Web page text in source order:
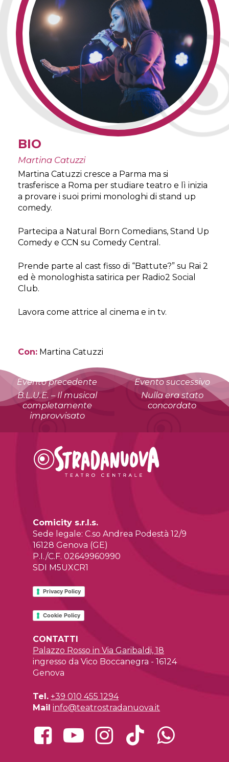
BIO
Martina Catuzzi
Martina Catuzzi cresce a Parma ma si
trasferisce a Roma per studiare teatro e lì inizia
a provare i suoi primi monologhi di stand up
comedy.
Partecipa a Natural Born Comedians, Stand Up
Comedy e CCN su Comedy Central.
Prende parte al cast fisso di “Battute?” su Rai 2
ed è monologhista satirica per Radio2 Social
Club.
Lavora come attrice al cinema e in tv.
Con: Martina Catuzzi
Evento precedente
B.L.U.E. – Il musical
completamente
improvvisato
Evento successivo
Nulla era stato
concordato
Comicity s.r.l.s.
Sede legale: C.so Andrea Podestà 12/9
16128 Genova (GE)
P.I./C.F. 02649960990
SDI M5UXCR1
Privacy Policy
Cookie Policy
CONTATTI
Palazzo Rosso in Via Garibaldi, 18
ingresso da Vico Boccanegra - 16124
Genova
Tel. +39 010 455 1294
Mail info@teatrostradanuova.it